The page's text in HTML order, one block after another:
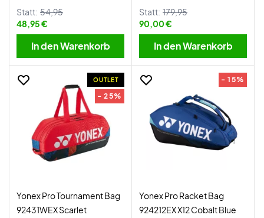
Statt: 54,95
48,95 €
In den Warenkorb
Statt: 179,95
90,00 €
In den Warenkorb
OUTLET
- 25%
Yonex Pro Tournament Bag
92431WEX Scarlet
- 15%
Yonex Pro Racket Bag
924212EX X12 Cobalt Blue